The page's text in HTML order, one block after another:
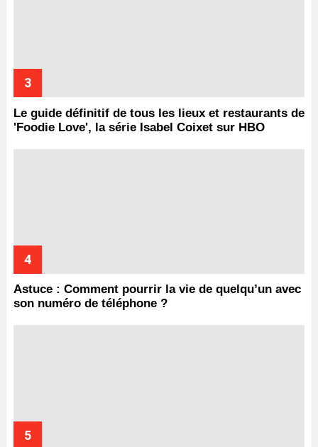
Le guide définitif de tous les lieux et restaurants de
'Foodie Love', la série Isabel Coixet sur HBO
Astuce : Comment pourrir la vie de quelqu’un avec
son numéro de téléphone ?